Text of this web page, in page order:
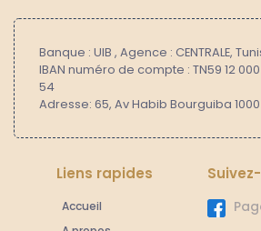
Banque : UIB , Agence : CENTRALE,
IBAN numéro de compte : TN59 12
54
Adresse: 65, Av Habib Bourguiba
Liens rapides
Accueil